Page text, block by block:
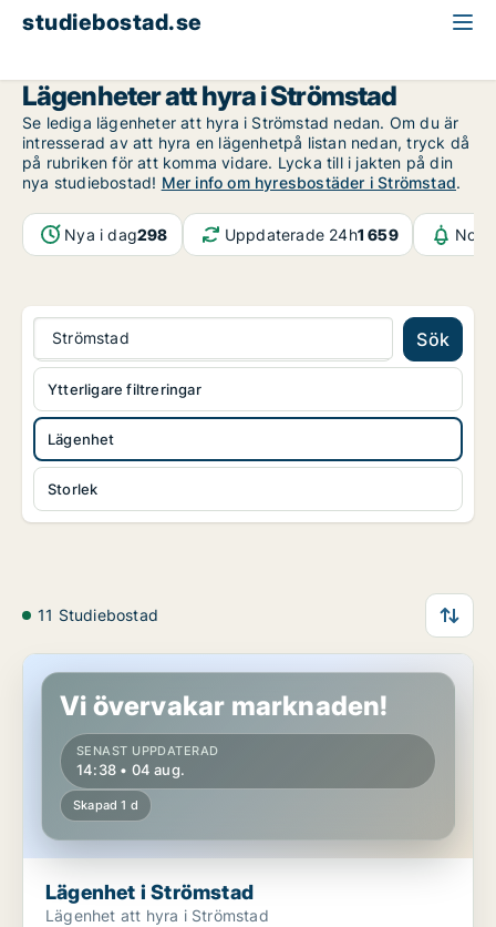
studiebostad.se
Lägenheter att hyra i Strömstad
Se lediga lägenheter att hyra i Strömstad nedan. Om du är
intresserad av att hyra en lägenhetpå listan nedan, tryck då
på rubriken för att komma vidare. Lycka till i jakten på din
nya studiebostad! Mer info om hyresbostäder i Strömstad.
Nya i dag298 Uppdaterade 24h1 659
Strömstad Sök
Lägenhet
Storlek
Ytterligare filtreringar
11 Studiebostad
Lägenhet i Strömstad
Vi övervakar marknaden!
SENAST UPPDATERAD
14:38 • 04 aug.
Skapad 1 d
Lägenhet i Strömstad
Lägenhet att hyra i Strömstad